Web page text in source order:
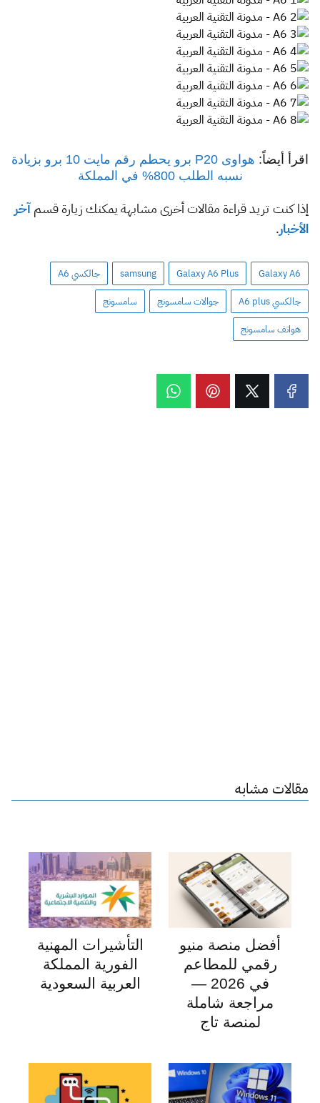
اقرأ أيضاً:
هواوى P20 برو يحطم رقم مايت 10 برو بزيادة
نسبه الطلب 800% في المملكة
إذا كنت تريد قراءة مقالات أخرى مشابهة يمكنك زيارة قسمآخر
الأخبار.
Galaxy A6
Galaxy A6 Plus
samsung جالكسي A6
جالكسي A6 plus جوالات سامسونج سامسونج
هواتف سامسونج
مقالات مشابه
أفضل منصة منيو
رقمي للمطاعم
في 2026 —
مراجعة شاملة
لمنصة تاج
التأشيرات المهنية
الفورية المملكة
العربية السعودية